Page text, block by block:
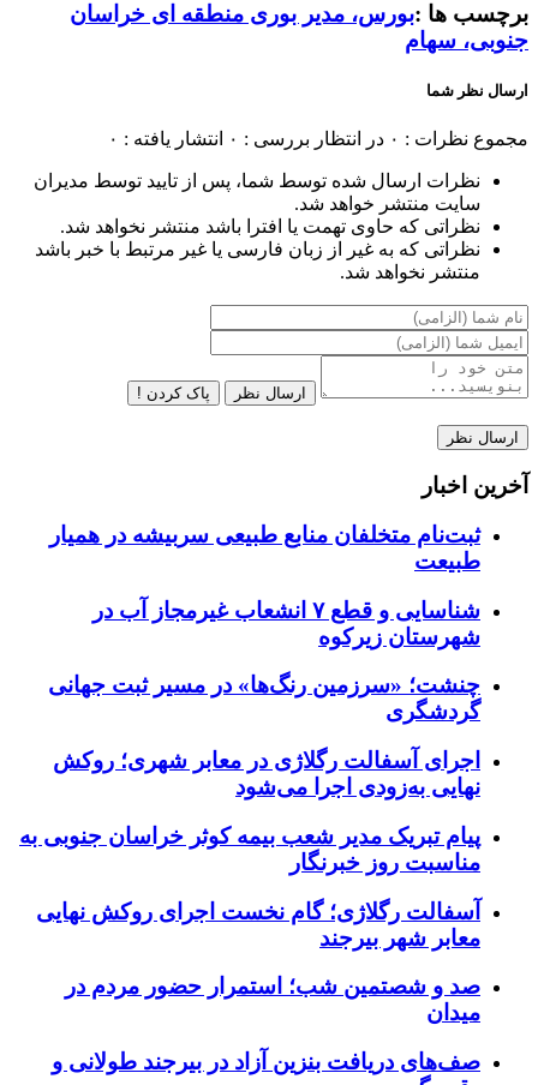
برچسب ها :بورس، مدیر بوری منطقه ای خراسان
جنوبی، سهام
ارسال نظر شما
مجموع نظرات : ۰ در انتظار بررسی : ۰ انتشار یافته : ۰
نظرات ارسال شده توسط شما، پس از تایید توسط مدیران
سایت منتشر خواهد شد.
نظراتی که حاوی تهمت یا افترا باشد منتشر نخواهد شد.
نظراتی که به غیر از زبان فارسی یا غیر مرتبط با خبر باشد
منتشر نخواهد شد.
ارسال نظر پاک کردن !
آخرین اخبار
ثبت‌نام متخلفان منابع طبیعی سربیشه در همیار
طبیعت
شناسایی و قطع ۷ انشعاب غیرمجاز آب در
شهرستان زیرکوه
چنشت؛ «سرزمین رنگ‌ها» در مسیر ثبت جهانی
گردشگری
اجرای آسفالت رگلاژی در معابر شهری؛ روکش
نهایی به‌زودی اجرا می‌شود
پیام تبریک مدیر شعب بیمه کوثر خراسان جنوبی به
مناسبت روز خبرنگار
آسفالت رگلاژی؛ گام نخست اجرای روکش نهایی
معابر شهر بیرجند
صد و شصتمین شب؛ استمرار حضور مردم در
میدان
صف‌های دریافت بنزین آزاد در بیرجند طولانی و